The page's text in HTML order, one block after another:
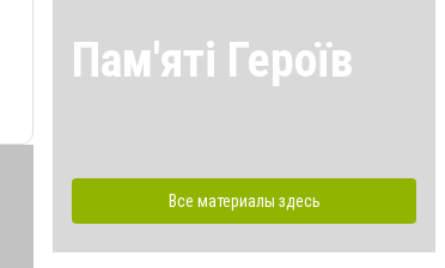
Пам'яті Героїв
Все материалы здесь